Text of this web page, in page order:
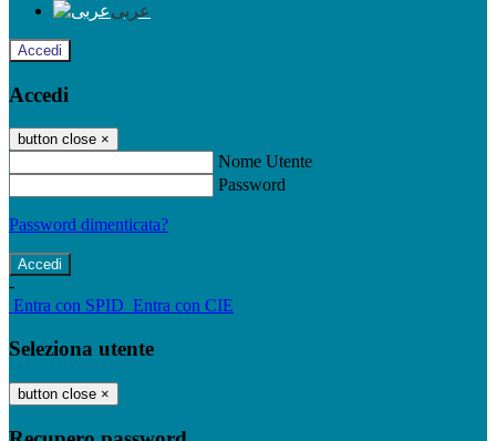
عربى
Accedi
Accedi
button close ×
Nome Utente
Password
Password dimenticata?
-
Entra con SPID Entra con CIE
Seleziona utente
button close ×